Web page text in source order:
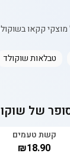
טבלאות שוקולד
של שוקולד
קשת טעמים
₪18.90